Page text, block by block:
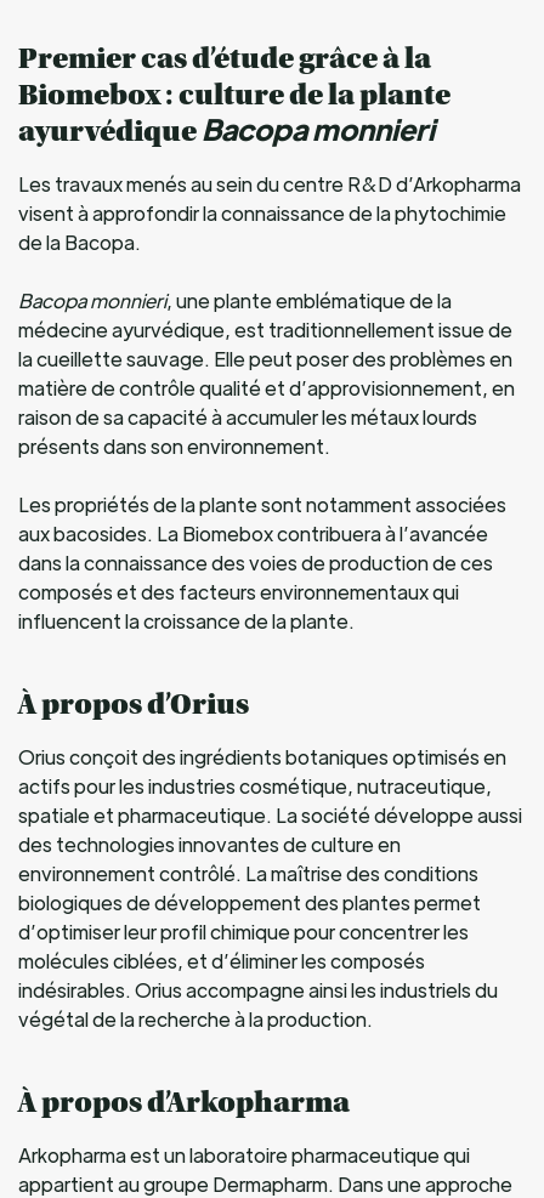
Premier cas d’étude grâce à la
Biomebox : culture de la plante
ayurvédique Bacopa monnieri
Les travaux menés au sein du centre R&D d’Arkopharma
visent à approfondir la connaissance de la phytochimie
de la Bacopa.
Bacopa monnieri, une plante emblématique de la
médecine ayurvédique, est traditionnellement issue de
la cueillette sauvage. Elle peut poser des problèmes en
matière de contrôle qualité et d’approvisionnement, en
raison de sa capacité à accumuler les métaux lourds
présents dans son environnement.
Les propriétés de la plante sont notamment associées
aux bacosides. La Biomebox contribuera à l’avancée
dans la connaissance des voies de production de ces
composés et des facteurs environnementaux qui
influencent la croissance de la plante.
À propos d’Orius
Orius conçoit des ingrédients botaniques optimisés en
actifs pour les industries cosmétique, nutraceutique,
spatiale et pharmaceutique. La société développe aussi
des technologies innovantes de culture en
environnement contrôlé. La maîtrise des conditions
biologiques de développement des plantes permet
d’optimiser leur profil chimique pour concentrer les
molécules ciblées, et d’éliminer les composés
indésirables. Orius accompagne ainsi les industriels du
végétal de la recherche à la production.
À propos d’Arkopharma
Arkopharma est un laboratoire pharmaceutique qui
appartient au groupe Dermapharm. Dans une approche